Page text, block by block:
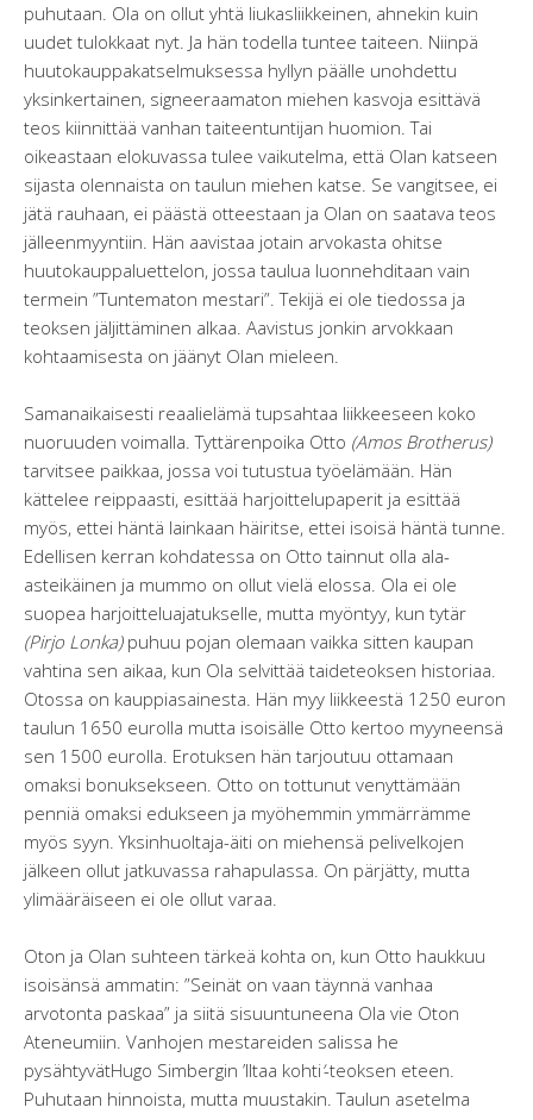
puhutaan. Ola on ollut yhtä liukasliikkeinen, ahnekin kuin
uudet tulokkaat nyt. Ja hän todella tuntee taiteen. Niinpä
huutokauppakatselmuksessa hyllyn päälle unohdettu
yksinkertainen, signeeraamaton miehen kasvoja esittävä
teos kiinnittää vanhan taiteentuntijan huomion. Tai
oikeastaan elokuvassa tulee vaikutelma, että Olan katseen
sijasta olennaista on taulun miehen katse. Se vangitsee, ei
jätä rauhaan, ei päästä otteestaan ja Olan on saatava teos
jälleenmyyntiin. Hän aavistaa jotain arvokasta ohitse
huutokauppaluettelon, jossa taulua luonnehditaan vain
termein ”Tuntematon mestari”. Tekijä ei ole tiedossa ja
teoksen jäljittäminen alkaa. Aavistus jonkin arvokkaan
kohtaamisesta on jäänyt Olan mieleen.
Samanaikaisesti reaalielämä tupsahtaa liikkeeseen koko
nuoruuden voimalla. Tyttärenpoika Otto (Amos Brotherus)
tarvitsee paikkaa, jossa voi tutustua työelämään. Hän
kättelee reippaasti, esittää harjoittelupaperit ja esittää
myös, ettei häntä lainkaan häiritse, ettei isoisä häntä tunne.
Edellisen kerran kohdatessa on Otto tainnut olla ala-
asteikäinen ja mummo on ollut vielä elossa. Ola ei ole
suopea harjoitteluajatukselle, mutta myöntyy, kun tytär
(Pirjo Lonka)puhuu pojan olemaan vaikka sitten kaupan
vahtina sen aikaa, kun Ola selvittää taideteoksen historiaa.
Otossa on kauppiasainesta. Hän myy liikkeestä 1250 euron
taulun 1650 eurolla mutta isoisälle Otto kertoo myyneensä
sen 1500 eurolla. Erotuksen hän tarjoutuu ottamaan
omaksi bonuksekseen. Otto on tottunut venyttämään
penniä omaksi edukseen ja myöhemmin ymmärrämme
myös syyn. Yksinhuoltaja-äiti on miehensä pelivelkojen
jälkeen ollut jatkuvassa rahapulassa. On pärjätty, mutta
ylimääräiseen ei ole ollut varaa.
Oton ja Olan suhteen tärkeä kohta on, kun Otto haukkuu
isoisänsä ammatin: ”Seinät on vaan täynnä vanhaa
arvotonta paskaa” ja siitä sisuuntuneena Ola vie Oton
Ateneumiin. Vanhojen mestareiden salissa he
pysähtyvätHugo Simbergin ’Iltaa kohti-teoksen eteen.
Puhutaan hinnoista, mutta muustakin. Taulun asetelma